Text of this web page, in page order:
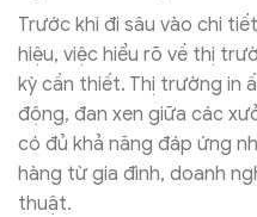
Trước khi đi sâu vào chi
hiệu, việc hiểu rõ về thị
kỳ cần thiết. Thị trường in
động, đan xen giữa các
có đủ khả năng đáp ứng
hàng từ gia đình, doanh
thuật.